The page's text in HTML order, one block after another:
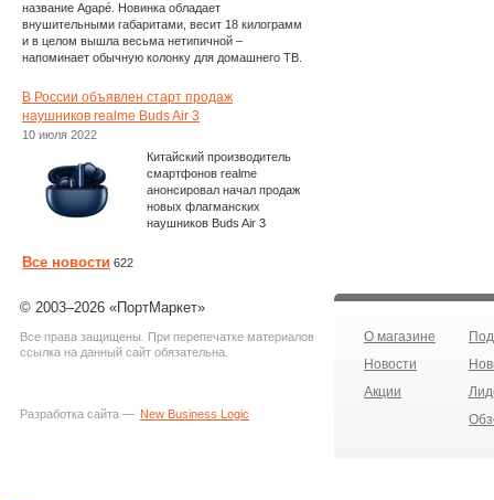
название Agapé. Новинка обладает
внушительными габаритами, весит 18 килограмм
и в целом вышла весьма нетипичной –
напоминает обычную колонку для домашнего ТВ.
В России объявлен старт продаж
наушников realme Buds Air 3
10 июля 2022
Китайский производитель
смартфонов realme
анонсировал начал продаж
новых флагманских
наушников Buds Air 3
Все новости 622
© 2003–2026 «ПортМаркет»
Все права защищены. При перепечатке материалов
ссылка на данный сайт обязательна.
Разработка сайта — New Business Logic
О магазине
Новости
Акции